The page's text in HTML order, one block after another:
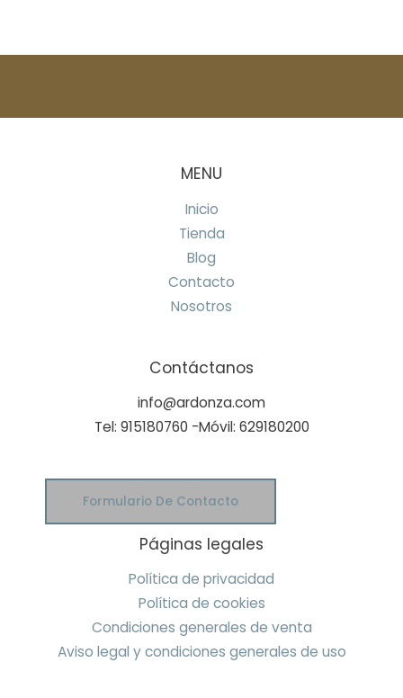
MENU
Inicio
Tienda
Blog
Contacto
Nosotros
Contáctanos
info@ardonza.com
Tel: 915180760 -Móvil: 629180200
Formulario De Contacto
Páginas legales
Política de privacidad
Política de cookies
Condiciones generales de venta
Aviso legal y condiciones generales de uso